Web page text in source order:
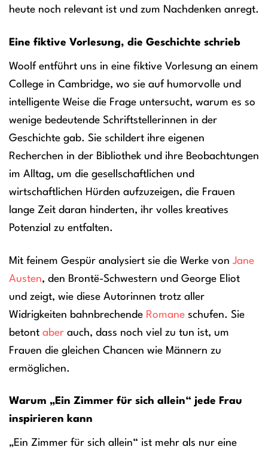
heute noch relevant ist und zum Nachdenken anregt.
Eine fiktive Vorlesung, die Geschichte schrieb
Woolf entführt uns in eine fiktive Vorlesung an einem
College in Cambridge, wo sie auf humorvolle und
intelligente Weise die Frage untersucht, warum es so
wenige bedeutende Schriftstellerinnen in der
Geschichte gab. Sie schildert ihre eigenen
Recherchen in der Bibliothek und ihre Beobachtungen
im Alltag, um die gesellschaftlichen und
wirtschaftlichen Hürden aufzuzeigen, die Frauen
lange Zeit daran hinderten, ihr volles kreatives
Potenzial zu entfalten.
Mit feinem Gespür analysiert sie die Werke von Jane
Austen, den Brontë-Schwestern und George Eliot
und zeigt, wie diese Autorinnen trotz aller
Widrigkeiten bahnbrechende Romane schufen. Sie
betont aber auch, dass noch viel zu tun ist, um
Frauen die gleichen Chancen wie Männern zu
ermöglichen.
Warum „Ein Zimmer für sich allein“ jede Frau
inspirieren kann
„Ein Zimmer für sich allein“ ist mehr als nur eine